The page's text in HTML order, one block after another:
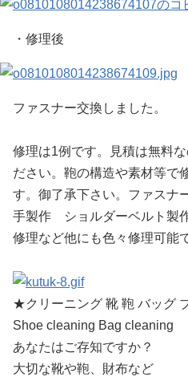
・修理後
ファスナー交換しました。
修理は1例です。見積は無料
ださい。鞄の構造や素材等で
す。御了承下さい。ファス
手製作 ショルダーベルト
修理など他にも色々修理可能
★クリーニング 靴 鞄 バッグ
Shoe cleaning Bag cleaning
あなたはご存知ですか？
大切な靴や鞄、財布など